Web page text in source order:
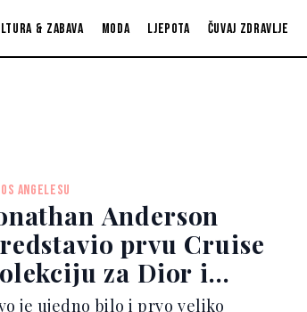
& zabava Moda Ljepota Čuvaj zdravlje
ANGELESU
Anderson
prvu Cruise
za Dior i
brojne zvijezde
je ujedno bilo i prvo veliko